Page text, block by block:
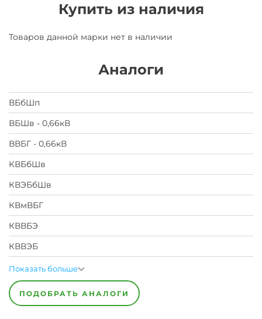
Купить из наличия
Товаров данной марки нет в наличии
Аналоги
ВБбШп
ВБШв - 0,66кВ
ВВБГ - 0,66кВ
КВБбШв
КВЭБбШв
КВмВБГ
КВВБЭ
КВВЭБ
Показать больше
ПОДОБРАТЬ АНАЛОГИ